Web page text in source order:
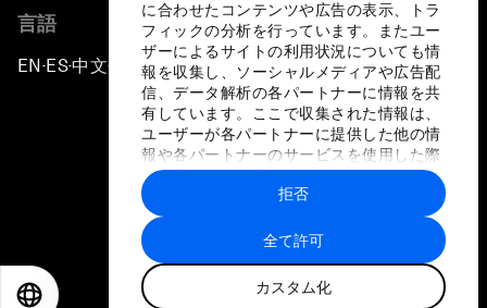
に合わせたコンテンツや広告の表示、トラ
フィックの分析を行っています。またユー
ザーによるサイトの利用状況についても情
報を収集し、ソーシャルメディアや広告配
信、データ解析の各パートナーに情報を共
有しています。ここで収集された情報は、
ユーザーが各パートナーに提供した他の情
報や各パートナーのサービスを使用した際
に収集された情報と組み合わされ、各パー
トナーによって使用されることがありま
す。
全て許可
カスタム化
拒否
言語
EN ▪ES▪中文▪ 日本語
プライバシーポリシーと利用規約
サイトマップ
©
世界経済フォーラム